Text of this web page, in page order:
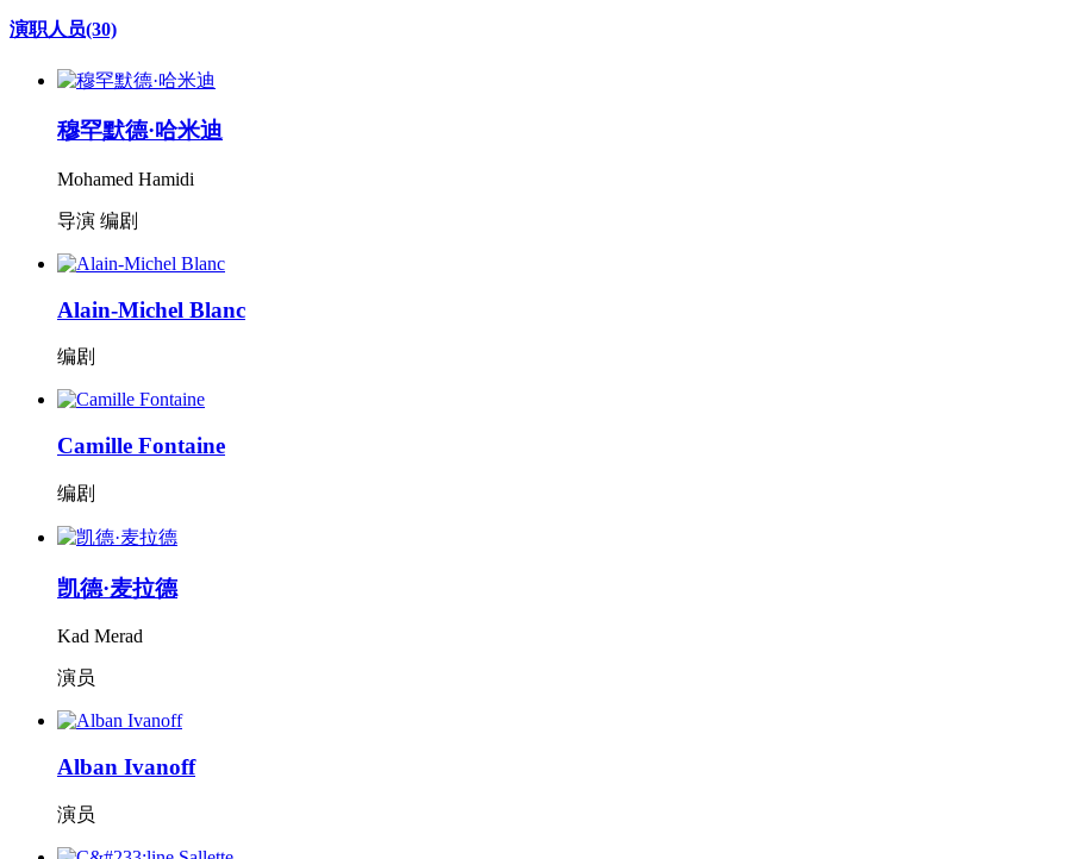
演职人员(30)
穆罕默德·哈米迪
Mohamed Hamidi
导演 编剧
Alain-Michel Blanc
编剧
Camille Fontaine
编剧
凯德·麦拉德
Kad Merad
演员
Alban Ivanoff
演员